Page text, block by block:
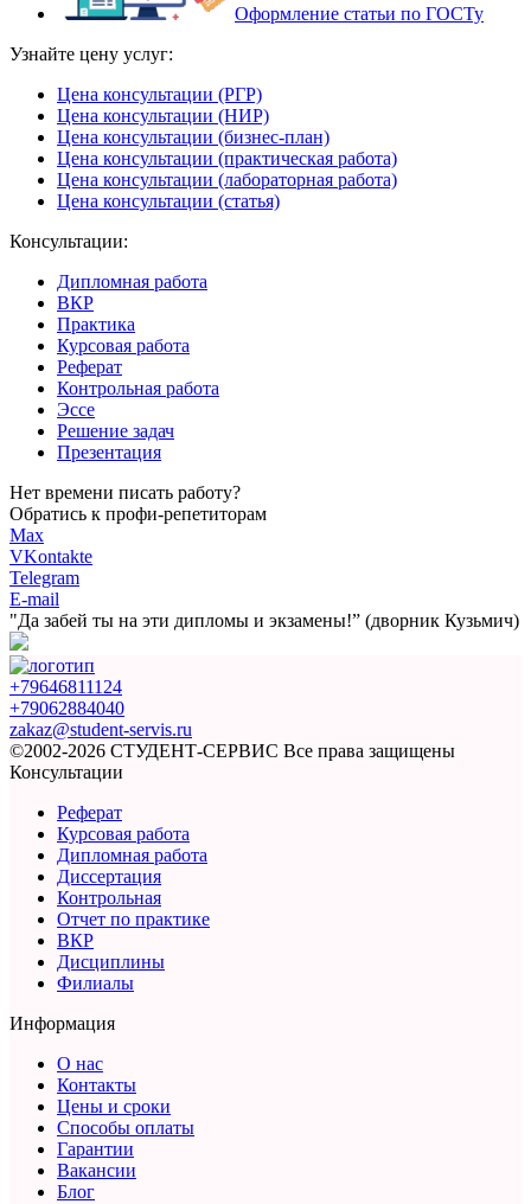
Оформление статьи по ГОСТу
Узнайте цену услуг:
Цена консультации (РГР)
Цена консультации (НИР)
Цена консультации (бизнес-план)
Цена консультации (практическая работа)
Цена консультации (лабораторная работа)
Цена консультации (статья)
Консультации:
Дипломная работа
ВКР
Практика
Курсовая работа
Реферат
Контрольная работа
Эссе
Решение задач
Презентация
Нет времени писать работу?
Обратись к профи-репетиторам
Max
VKontakte
Telegram
E-mail
"Да забей ты на эти дипломы и экзамены!” (дворник Кузьмич)
+79646811124
+79062884040
zakaz@student-servis.ru
©2002-2026 СТУДЕНТ-СЕРВИС Все права защищены
Консультации
Реферат
Курсовая работа
Дипломная работа
Диссертация
Контрольная
Отчет по практике
ВКР
Дисциплины
Филиалы
Информация
О нас
Контакты
Цены и сроки
Способы оплаты
Гарантии
Вакансии
Блог